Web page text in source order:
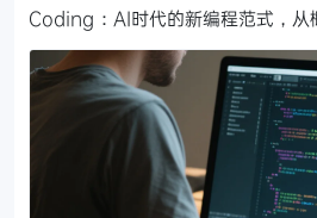
Coding：AI时代的新编程范式，从